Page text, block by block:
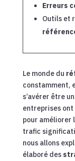
Erreurs
Outils et
Le monde du
constamment,
s’avérer être
entreprises
pour améliorer
trafic
nous allons
élaboré des